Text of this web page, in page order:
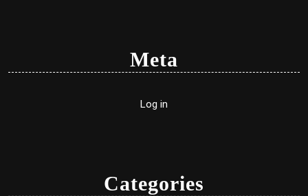
Meta
Log in
Categories